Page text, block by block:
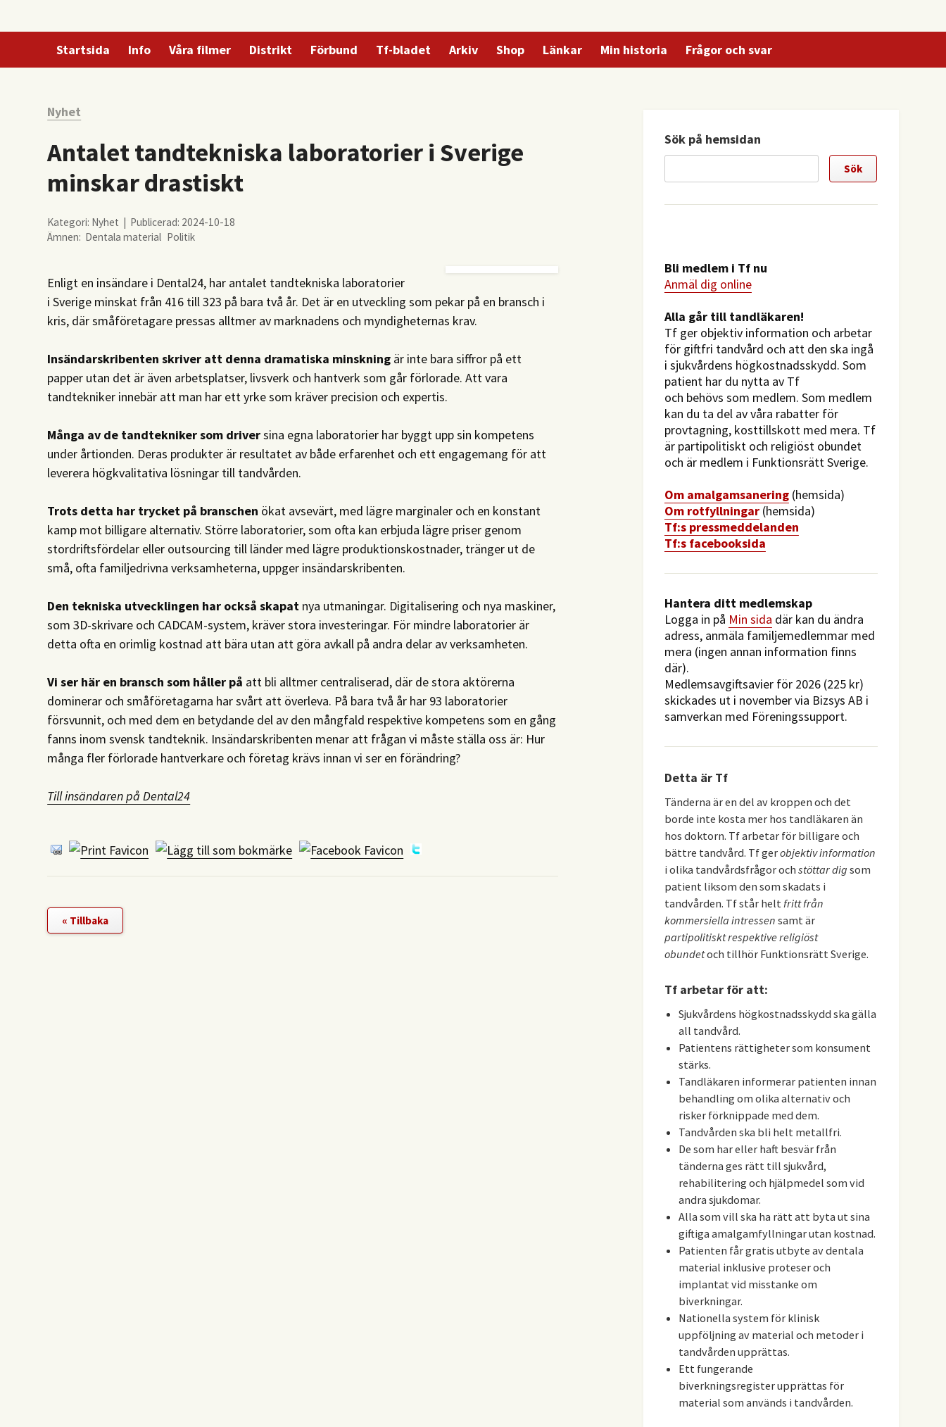
Startsida Info Våra filmer Distrikt Förbund Tf-bladet Arkiv Shop Länkar Min historia Frågor och svar
Nyhet
Antalet tandtekniska laboratorier i Sverige
minskar drastiskt
Kategori: Nyhet | Publicerad: 2024-10-18
Ämnen: Dentala material Politik
Enligt en insändare i Dental24, har antalet tandtekniska laboratorier
i Sverige minskat från 416 till 323 på bara två år. Det är en utveckling som pekar på en bransch i
kris, där småföretagare pressas alltmer av marknadens och myndigheternas krav.
Insändarskribenten skriver att denna dramatiska minskning är inte bara siffror på ett
papper utan det är även arbetsplatser, livsverk och hantverk som går förlorade. Att vara
tandtekniker innebär att man har ett yrke som kräver precision och expertis.
Många av de tandtekniker som driversina egna laboratorier har byggt upp sin kompetens
under årtionden. Deras produkter är resultatet av både erfarenhet och ett engagemang för att
leverera högkvalitativa lösningar till tandvården.
Trots detta har trycket på branschen ökat avsevärt, med lägre marginaler och en konstant
kamp mot billigare alternativ. Större laboratorier, som ofta kan erbjuda lägre priser genom
stordriftsfördelar eller outsourcing till länder med lägre produktionskostnader, tränger ut de
små, ofta familjedrivna verksamheterna, uppger insändarskribenten.
Den tekniska utvecklingen har också skapat nya utmaningar. Digitalisering och nya maskiner,
som 3D-skrivare och CADCAM-system, kräver stora investeringar. För mindre laboratorier är
detta ofta en orimlig kostnad att bära utan att göra avkall på andra delar av verksamheten.
Vi ser här en bransch som håller på att bli alltmer centraliserad, där de stora aktörerna
dominerar och småföretagarna har svårt att överleva. På bara två år har 93 laboratorier
försvunnit, och med dem en betydande del av den mångfald respektive kompetens som en gång
fanns inom svensk tandteknik. Insändarskribenten menar att frågan vi måste ställa oss är: Hur
många fler förlorade hantverkare och företag krävs innan vi ser en förändring?
Till insändaren på Dental24
« Tillbaka
Sök på hemsidan
Bli medlem i Tf nu
Anmäl dig online
​Alla går till tandläkaren!
Tf ger objektiv information och arbetar
för giftfri tandvård och att den ska ingå
i sjukvårdens högkostnadsskydd. Som
patient har du nytta av Tf
och behövs som medlem. Som medlem
kan du ta del av våra rabatter för
provtagning, kosttillskott med mera. Tf
är partipolitiskt och religiöst obundet
och är medlem i Funktionsrätt Sverige.
Om amalgamsanering (hemsida)
Om rotfyllningar (hemsida)
​Tf:s pressmeddelanden
Tf:s facebooksida
Hantera ditt medlemskap
Logga in på Min sida där kan du ändra
adress, anmäla familjemedlemmar med
mera (ingen annan information finns
där).
Medlemsavgiftsavier för 2026 (225 kr)
skickades ut i november via Bizsys AB i
samverkan med Föreningssupport.
Detta är Tf
Tänderna är en del av kroppen och det
borde inte kosta mer hos tandläkaren än
hos doktorn. Tf arbetar för billigare och
bättre tandvård. Tf gerobjektiv information
i olika tandvårdsfrågor och stöttar dig som
patient liksom den som skadats i
tandvården. Tf står helt fritt från
kommersiella intressen samt är
partipolitiskt respektive religiöst
obundetoch tillhör Funktionsrätt Sverige.
Tf arbetar för att:
Sjukvårdens högkostnadsskydd ska gälla
all tandvård.
Patientens rättigheter som konsument
stärks.
Tandläkaren informerar patienten innan
behandling om olika alternativ och
risker förknippade med dem.
Tandvården ska bli helt metallfri.
De som har eller haft besvär från
tänderna ges rätt till sjukvård,
rehabilitering och hjälpmedel som vid
andra sjukdomar.
Alla som vill ska ha rätt att byta ut sina
giftiga amalgamfyllningar utan kostnad.
Patienten får gratis utbyte av dentala
material inklusive proteser och
implantat vid misstanke om
biverkningar.
Nationella system för klinisk
uppföljning av material och metoder i
tandvården upprättas.
Ett fungerande
biverkningsregister upprättas för
material som används i tandvården.